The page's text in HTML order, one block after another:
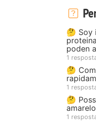
🤔 Soy
poden
1
🤔
1
🤔
1